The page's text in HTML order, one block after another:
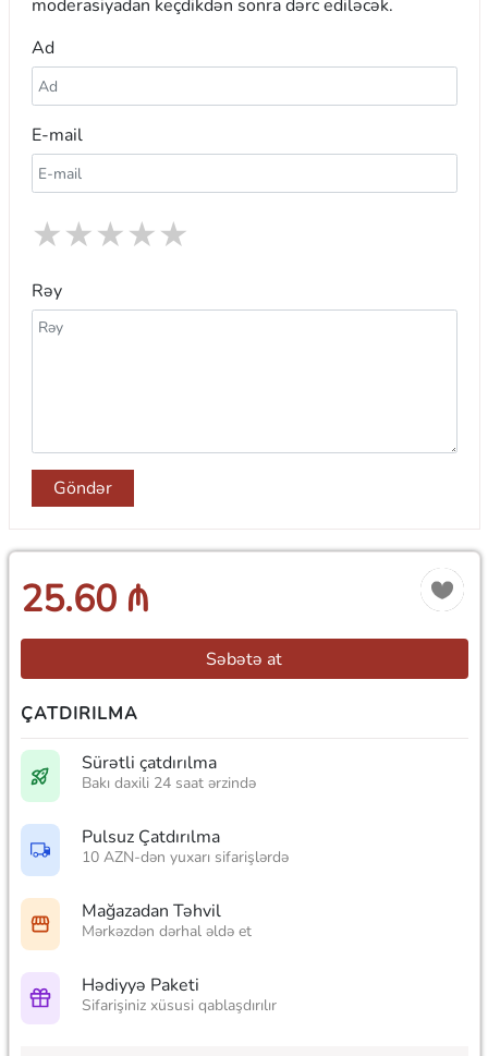
moderasiyadan keçdikdən sonra dərc ediləcək.
Ad
E-mail
★
★
★
★
★
Rəy
Göndər
25.60 ₼
Səbətə at
ÇATDIRILMA
Sürətli çatdırılma
Bakı daxili 24 saat ərzində
Pulsuz Çatdırılma
10 AZN-dən yuxarı sifarişlərdə
Mağazadan Təhvil
Mərkəzdən dərhal əldə et
Hədiyyə Paketi
Sifarişiniz xüsusi qablaşdırılır